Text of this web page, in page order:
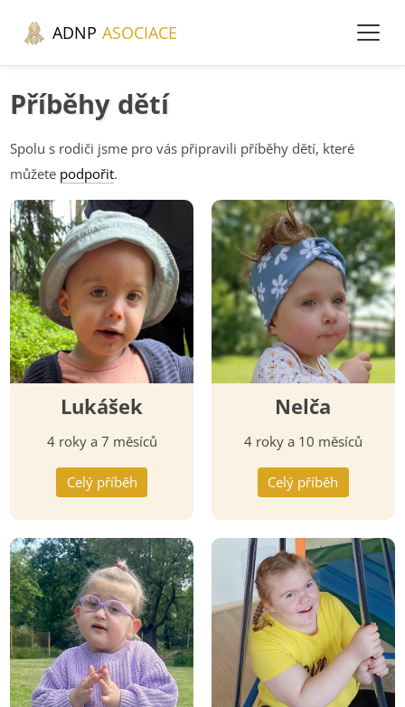
ADNP ASOCIACE
Příběhy dětí
Spolu s rodiči jsme pro vás připravili příběhy dětí, které
můžete podpořit.
Lukášek
4 roky a 7 měsíců
Celý příběh
Nelča
4 roky a 10 měsíců
Celý příběh